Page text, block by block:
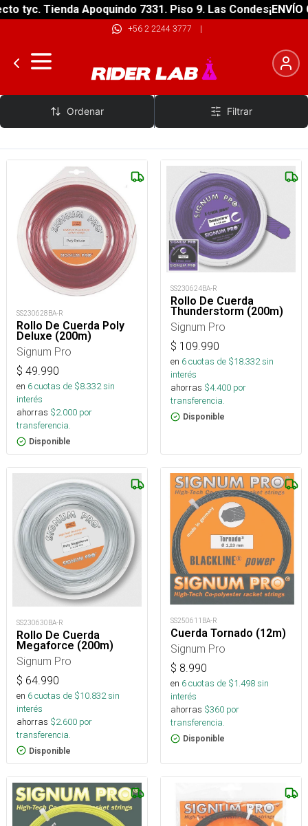
tyc. Tienda Apoquindo 7331. Piso 9. Las Condes¡ENVÍO
+56 2 2244 3777 |
Signum Pro
Ordenar Filtrar
SS230628BA-R
Rollo De Cuerda Poly
Deluxe (200m)
Signum Pro
$ 49.990
en 6cuotas de $8.332sin
interés
ahorras $2.000 por
transferencia.
Disponible
SS230624BA-R
Rollo De Cuerda
Thunderstorm (200m)
Signum Pro
$ 109.990
en 6cuotas de $18.332sin
interés
ahorras $4.400 por
transferencia.
Disponible
SS230630BA-R
Rollo De Cuerda
Megaforce (200m)
Signum Pro
$ 64.990
en 6cuotas de $10.832sin
interés
ahorras $2.600 por
transferencia.
Disponible
SS250611BA-R
Cuerda Tornado (12m)
Signum Pro
$ 8.990
en 6cuotas de $1.498sin
interés
ahorras $360 por
transferencia.
Disponible